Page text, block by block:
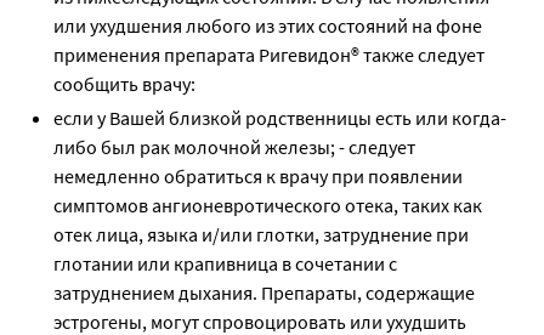
или ухудшения любого из этих состояний на фоне
применения препарата Ригевидон® также следует
сообщить врачу:
если у Вашей близкой родственницы есть или когда-
либо был рак молочной железы; - следует
немедленно обратиться к врачу при появлении
симптомов ангионевротического отека, таких как
отек лица, языка и/или глотки, затруднение при
глотании или крапивница в сочетании с
затруднением дыхания. Препараты, содержащие
эстрогены, могут спровоцировать или ухудшить